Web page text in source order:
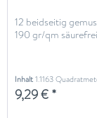
12 beidseitig
190 gr/qm säurefrei
Inhalt1.1163
9,29 € *